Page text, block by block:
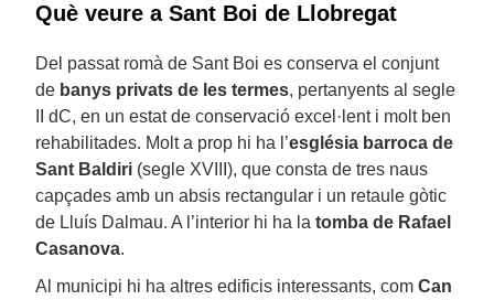
Què veure a Sant Boi de Llobregat
Del passat romà de Sant Boi es conserva el conjunt
de banys privats de les termes, pertanyents al segle
II dC, en un estat de conservació excel·lent i molt ben
rehabilitades. Molt a prop hi ha l’església barroca de
Sant Baldiri (segle XVIII), que consta de tres naus
capçades amb un absis rectangular i un retaule gòtic
de Lluís Dalmau. A l’interior hi ha la tomba de Rafael
Casanova.
Al municipi hi ha altres edificis interessants, com Can